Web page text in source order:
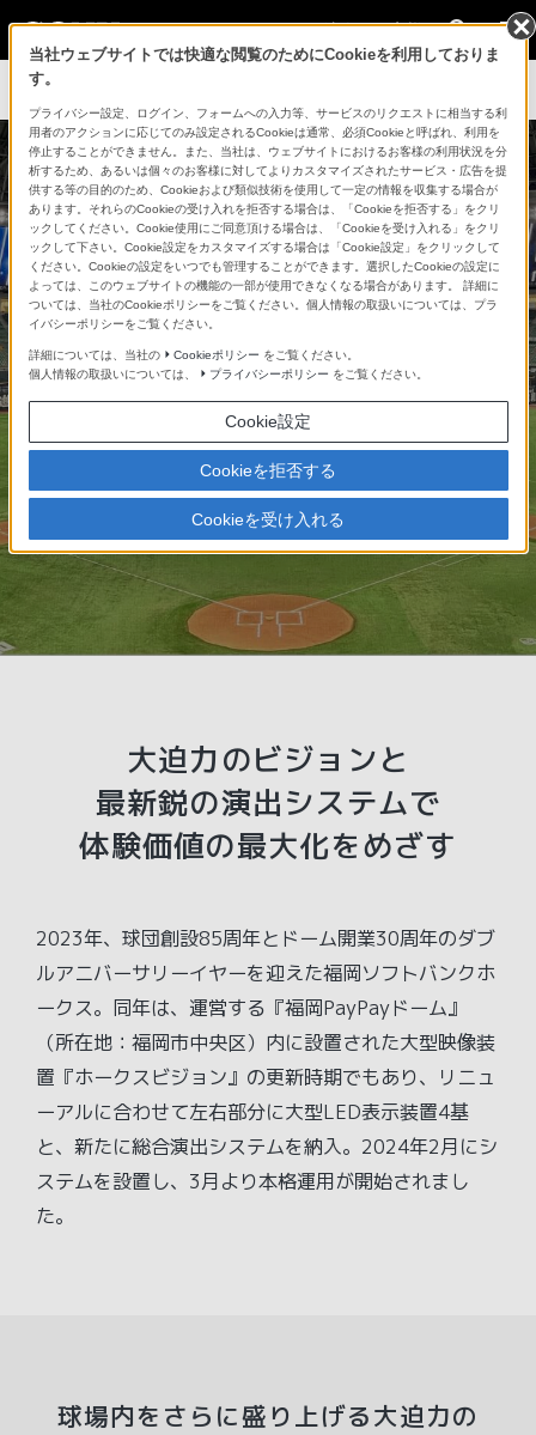
法人のお客様
福岡PayPayドーム
大迫力のビジョンと
最新鋭の演出システムで
体験価値の最大化をめざす
2023年、球団創設85周年とドーム開業30周年のダブ
ルアニバーサリーイヤーを迎えた福岡ソフトバンクホ
ークス。同年は、運営する『福岡PayPayドーム』
（所在地：福岡市中央区）内に設置された大型映像装
置『ホークスビジョン』の更新時期でもあり、リニュ
ーアルに合わせて左右部分に大型LED表示装置4基
と、新たに総合演出システムを納入。2024年2月にシ
ステムを設置し、3月より本格運用が開始されまし
た。
球場内をさらに盛り上げる大迫力の
当社ウェブサイトでは快適な閲覧のためにCookieを利用しておりま
す。
プライバシー設定、ログイン、フォームへの入力等、サービスのリクエストに相当する利
用者のアクションに応じてのみ設定されるCookieは通常、必須Cookieと呼ばれ、利用を
停止することができません。また、当社は、ウェブサイトにおけるお客様の利用状況を分
析するため、あるいは個々のお客様に対してよりカスタマイズされたサービス・広告を提
供する等の目的のため、Cookieおよび類似技術を使用して一定の情報を収集する場合が
あります。それらのCookieの受け入れを拒否する場合は、「Cookieを拒否する」をクリ
ックしてください。Cookie使用にご同意頂ける場合は、「Cookieを受け入れる」をクリ
ックして下さい。Cookie設定をカスタマイズする場合は「Cookie設定」をクリックして
ください。Cookieの設定をいつでも管理することができます。選択したCookieの設定に
よっては、このウェブサイトの機能の一部が使用できなくなる場合があります。 詳細に
ついては、当社のCookieポリシーをご覧ください。個人情報の取扱いについては、プラ
イバシーポリシーをご覧ください。
詳細については、当社の Cookieポリシー をご覧ください。
個人情報の取扱いについては、
プライバシーポリシー をご覧ください。
Cookie設定
Cookieを拒否する
Cookieを受け入れる